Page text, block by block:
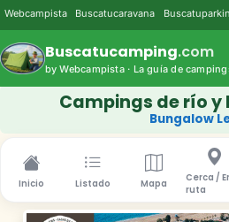
Webcampista Buscatucaravana
Buscatucamping.com
by Webcampista · La guía de
Campings de río y
Bungalow
Inicio Listado Mapa
Cerca /
ruta